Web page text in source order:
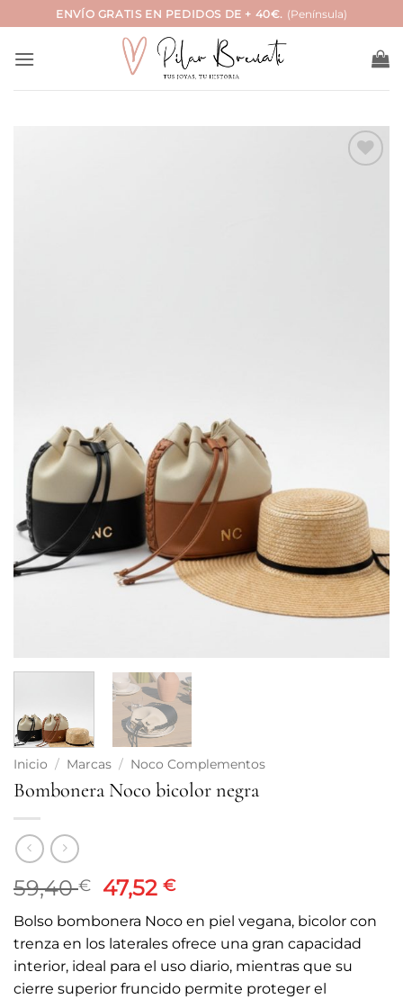
al
contenido
ENVÍO GRATIS EN PEDIDOS DE + 40€. (Península)
Inicio / Marcas / Noco Complementos
Bombonera Noco bicolor negra
59,40€
El
precio
original
era:
59,40 €.
47,52€El
precio
actual
es:
47,52 €.
Bolso bombonera Noco en piel vegana, bicolor con
trenza en los laterales ofrece una gran capacidad
interior, ideal para el uso diario, mientras que su
cierre superior fruncido permite proteger el